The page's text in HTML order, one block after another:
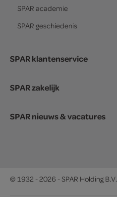
SPAR academie
SPAR geschiedenis
SPAR klantenservice
SPAR zakelijk
SPAR nieuws & vacatures
© 1932 - 2026 - SPAR Holding B.V.